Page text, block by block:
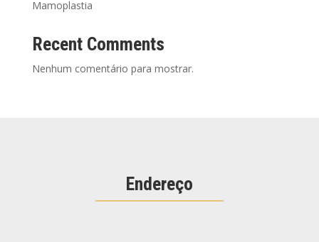
Mamoplastia
Recent Comments
Nenhum comentário para mostrar.
Endereço